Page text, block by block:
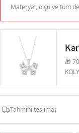
Materyal, ölçü ve tüm
🎁
Tahmini teslimat